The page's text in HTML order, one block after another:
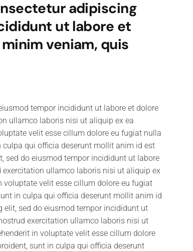
adipiscing
ut labore et
veniam, quis
tempor incididunt ut labore et dolore
ullamco laboris nisi ut aliquip ex ea
velit esse cillum dolore eu fugiat nulla
qui officia deserunt mollit anim id est
sed do eiusmod tempor incididunt ut labore
ullamco laboris nisi ut aliquip ex
voluptate velit esse cillum dolore eu fugiat
in culpa qui officia deserunt mollit anim id
sed do eiusmod tempor incididunt ut
exercitation ullamco laboris nisi ut
in voluptate velit esse cillum dolore
sunt in culpa qui officia deserunt